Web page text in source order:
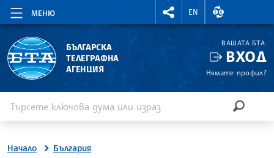
МЕНЮ
RIGHTMENU.SOCIAL
EN
ВАЛУТНИ
БЪЛГАРСКА
ТЕЛЕГРАФНА
АГЕНЦИЯ
ВАШАТА БТА
ВХОД
Нямате профил?
Начало България